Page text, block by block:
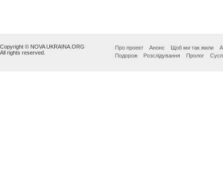
Copyright © NOVA UKRAINA.ORG
All rights reserved.
Про проект Анонс Щоб ми так жили
Подорож
Розслідування Пролог